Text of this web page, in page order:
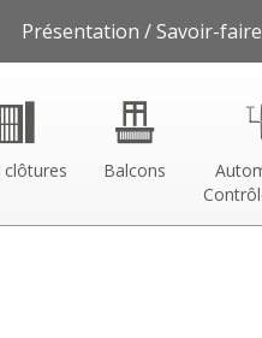
Présentation Savoir-faire
Balcons